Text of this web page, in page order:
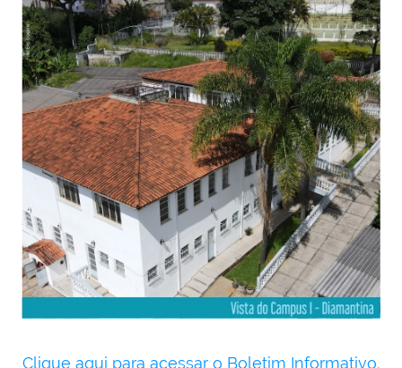
Clique aqui para acessar o Boletim Informativo.